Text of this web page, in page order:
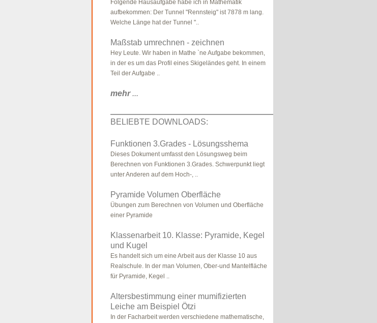
Folgende Hausaufgabe habe ich in Mathematik
aufbekommen: Der Tunnel "Rennsteig" ist 7878 m lang.
Welche Länge hat der Tunnel "..
Maßstab umrechnen - zeichnen
Hey Leute. Wir haben in Mathe `ne Aufgabe bekommen,
in der es um das Profil eines Skigeländes geht. In einem
Teil der Aufgabe ..
mehr...
BELIEBTE DOWNLOADS:
Funktionen 3.Grades - Lösungsshema
Dieses Dokument umfasst den Lösungsweg beim
Berechnen von Funktionen 3.Grades. Schwerpunkt liegt
unter Anderen auf dem Hoch-, ..
Pyramide Volumen Oberfläche
Übungen zum Berechnen von Volumen und Oberfläche
einer Pyramide
Klassenarbeit 10. Klasse: Pyramide, Kegel
und Kugel
Es handelt sich um eine Arbeit aus der Klasse 10 aus
Realschule. In der man Volumen, Ober-und Mantelfläche
für Pyramide, Kegel ..
Altersbestimmung einer mumifizierten
Leiche am Beispiel Ötzi
In der Facharbeit werden verschiedene mathematische,